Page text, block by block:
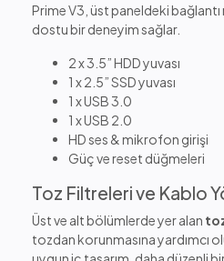
Prime V3, üst paneldeki bağlantı
dostu bir deneyim sağlar.
2 x 3.5” HDD yuvası
1 x 2.5” SSD yuvası
1 x USB 3.0
1 x USB 2.0
HD ses & mikrofon girişi
Güç ve reset düğmeleri
Toz Filtreleri ve Kablo
Üst ve alt bölümlerde yer alan
tozdan korunmasına yardımcı